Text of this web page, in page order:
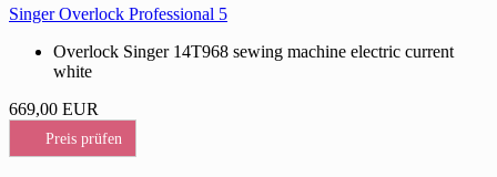
Singer Overlock Professional 5
Overlock Singer 14T968 sewing machine electric current
white
669,00 EUR
Preis prüfen